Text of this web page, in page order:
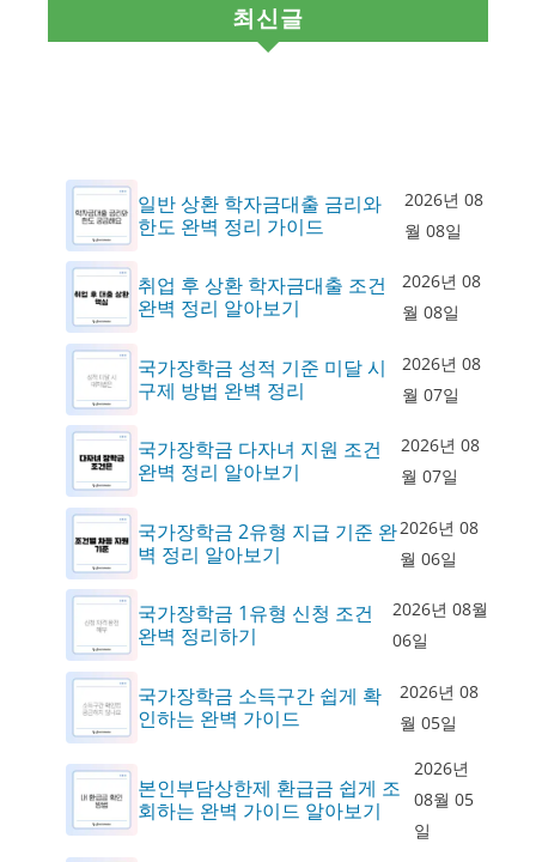
최신글
일반 상환 학자금대출 금리와
한도 완벽 정리 가이드
2026년 08
월 08일
취업 후 상환 학자금대출 조건
완벽 정리 알아보기
2026년 08
월 08일
국가장학금 성적 기준 미달 시
구제 방법 완벽 정리
2026년 08
월 07일
국가장학금 다자녀 지원 조건
완벽 정리 알아보기
2026년 08
월 07일
국가장학금 2유형 지급 기준 완
벽 정리 알아보기
2026년 08
월 06일
국가장학금 1유형 신청 조건
완벽 정리하기
2026년 08월
06일
국가장학금 소득구간 쉽게 확
인하는 완벽 가이드
2026년 08
월 05일
본인부담상한제 환급금 쉽게 조
회하는 완벽 가이드 알아보기
2026년
08월 05
일